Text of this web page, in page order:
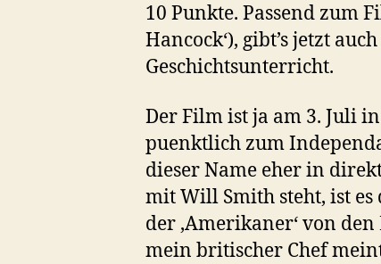
10 Punkte. Passend zum
Hancock‘), gibt’s jetzt
Geschichtsunterricht.
Der Film ist ja am 3. Juli
puenktlich zum
dieser Name eher in
mit Will Smith steht, ist
der ‚Amerikaner‘ von
mein britischer Chef